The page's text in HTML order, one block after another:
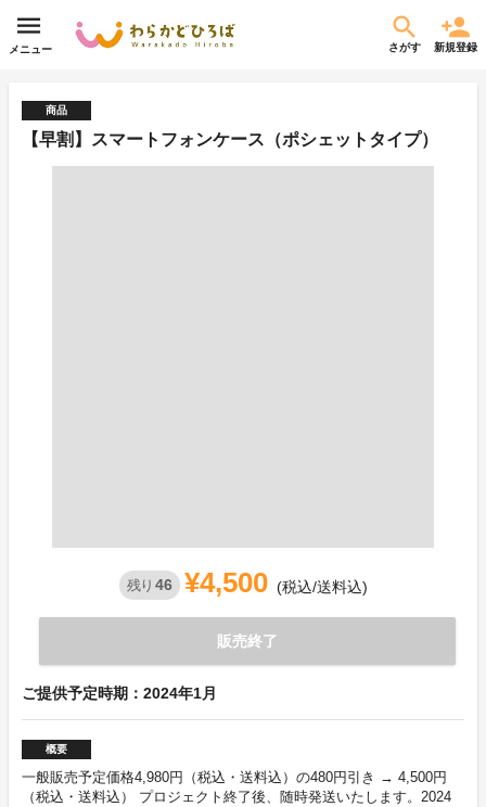
メニュー さがす 新規登録
商品
【早割】スマートフォンケース（ポシェットタイプ）
残り 46 ¥4,500 (税込/送料込)
販売終了
ご提供予定時期：2024年1月
概要
一般販売予定価格4,980円（税込・送料込）の480円引き → 4,500円
（税込・送料込） プロジェクト終了後、随時発送いたします。2024